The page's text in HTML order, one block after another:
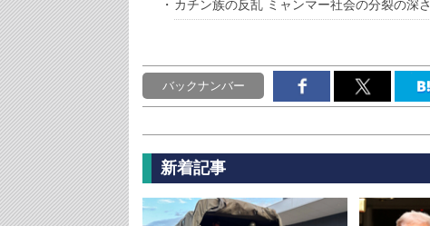
カチン族の反乱 ミャンマー社会の分裂の深さ
バックナンバー
新着記事